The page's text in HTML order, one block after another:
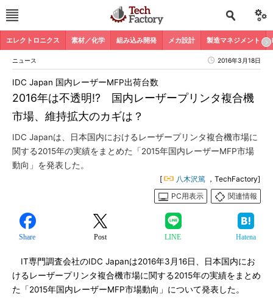
エレクトロニクス 素材／化学 組み込み開発 メカ設計 製造マネジメント
ニュース 2016年3月18日
2016年は不透明!? 国内レーザープリンタ複合機
市場、維持拡大のカギは？
IDC Japan 国内レーザーMFP出荷台数
IDC Japanは、日本国内におけるレーザープリンタ複合機市場に
関する2015年の実績をまとめた「2015年国内レーザーMFP市場
動向」を発表した。
[ 八木沢篤 ，TechFactory]
PC用表示
関連情報
Share Post LINE Hatena
IT専門調査会社のIDC Japanは2016年3月16日、日本国内にお
けるレーザープリンタ複合機市場に関する2015年の実績をまとめ
た「2015年国内レーザーMFP市場動向」について発表した。